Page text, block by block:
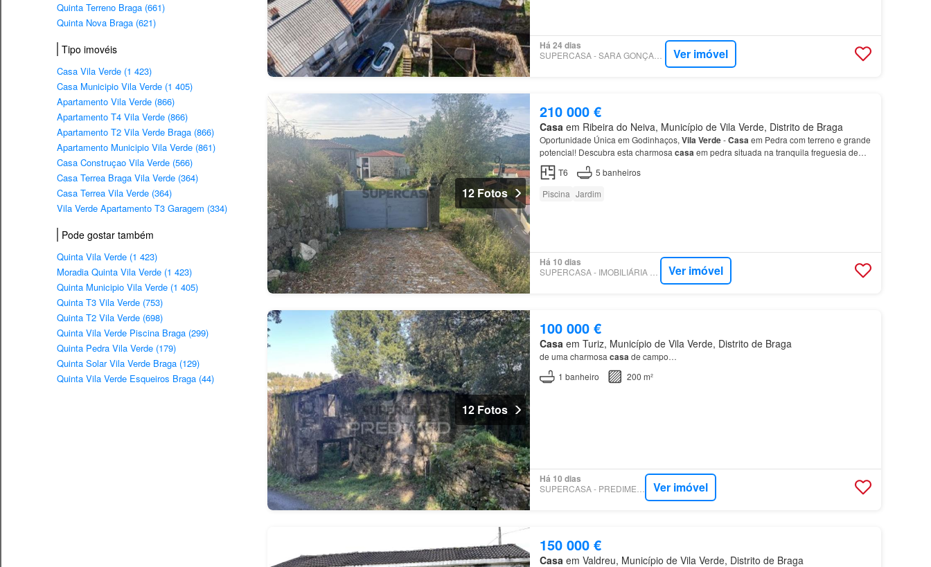
Quinta Terreno Braga (661)
Quinta Nova Braga (621)
Tipo imovéis
Casa Vila Verde (1 423)
Casa Municipio Vila Verde (1 405)
Apartamento Vila Verde (866)
Apartamento T4 Vila Verde (866)
Apartamento T2 Vila Verde Braga (866)
Apartamento Municipio Vila Verde (861)
Casa Construçao Vila Verde (566)
Casa Terrea Braga Vila Verde (364)
Casa Terrea Vila Verde (364)
Vila Verde Apartamento T3 Garagem (334)
Pode gostar também
Quinta Vila Verde (1 423)
Moradia Quinta Vila Verde (1 423)
Quinta Municipio Vila Verde (1 405)
Quinta T3 Vila Verde (753)
Quinta T2 Vila Verde (698)
Quinta Vila Verde Piscina Braga (299)
Quinta Pedra Vila Verde (179)
Quinta Solar Vila Verde Braga (129)
Quinta Vila Verde Esqueiros Braga (44)
Há 24 dias
SUPERCASA - SARA GONÇALVES RE/MAX UNITED Ver imóvel
12 Fotos
210 000 €
Casa em Ribeira do Neiva, Município de Vila Verde, Distrito de Braga
Oportunidade Única em Godinhaços, VilaVerde-Casaem Pedra com terreno e grande
potencial! Descubra esta charmosa casaem pedra situada na tranquila freguesia de
Godinhaços,Vila
T6 5 banheiros
Piscina Jardim
Há 10 dias
SUPERCASA - IMOBILIÁRIA CARLOS MEIRELES Ver imóvel
12 Fotos
100 000 €
Casa em Turiz, Município de Vila Verde, Distrito de Braga
de uma charmosa casade campo…
1 banheiro 200 m²
Há 10 dias
Ver imóvel
150 000 €
Casa em Valdreu, Município de Vila Verde, Distrito de Braga